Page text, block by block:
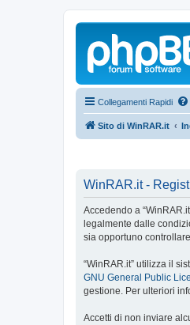
Collegamenti Rapidi
Sito di WinRAR.it
WinRAR.it -
Accedendo a
legalmente dalle
sia opportuno
“WinRAR.it” utilizza il
GNU General Public
gestione. Per ulteriori
Accetti di non inviare